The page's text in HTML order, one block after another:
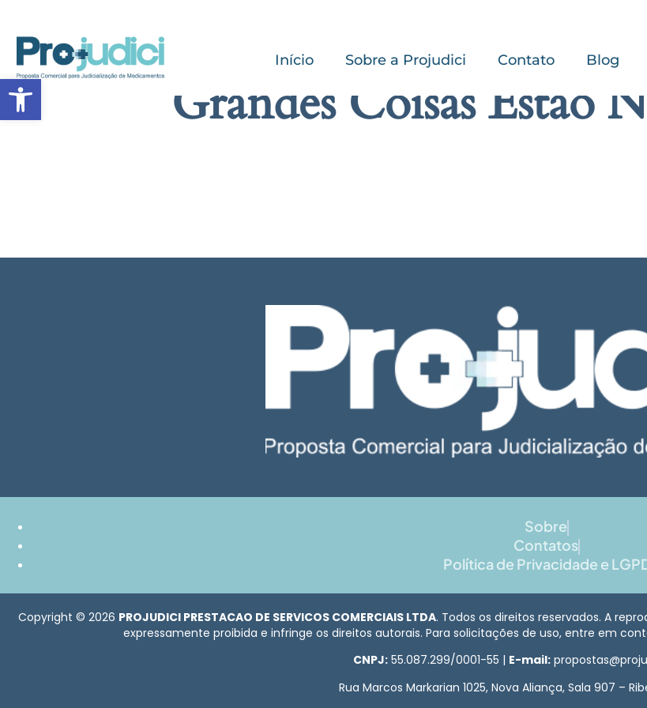
Abrir a barra de ferramentas
Início Sobre a Projudici Contato Blog
Grandes Coisas Estão
Sobre
Contatos
Política de Privacidade e
Copyright © 2026 PROJUDICI PRESTACAO DE SERVICOS COMERCIAIS LTDA. Todos os direitos reservados. A
expressamente proibida e infringe os direitos autorais. Para solicitações de uso, entre em
CNPJ: 55.087.299/0001-55 | E-mail:
Rua Marcos Markarian 1025, Nova Aliança, Sala 907 –